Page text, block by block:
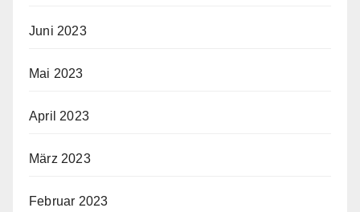
Juni 2023
Mai 2023
April 2023
März 2023
Februar 2023